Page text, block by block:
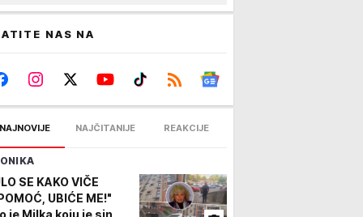
NAS NA
NAJNOVIJE NAJČITANIJE REAKCIJE
SE KAKO VIČE
UBIĆE ME!"
je Milka koju je sin